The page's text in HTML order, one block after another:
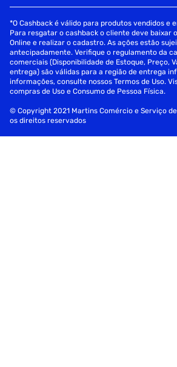
SP 26,21521%
SE 0%
TO 0% PRODUTO FATURADO NO
CATARINA!
CONFIRA AS REGRAS TRIBUTÁRIAS E
*O Cashback é válido para produtos vendidos e
Para resgatar o cashback o cliente deve baixar
Online e realizar o cadastro. As ações estão
antecipadamente. Verifique o regulamento da
comerciais (Disponibilidade de Estoque, Preço,
entrega) são válidas para a região de entrega
informações, consulte nossos Termos de Uso.
compras de Uso e Consumo de Pessoa Física.
© Copyright 2021 Martins Comércio e Serviço
os direitos reservados